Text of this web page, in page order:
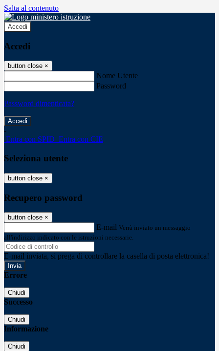
Salta al contenuto
Accedi
Accedi
button close ×
Nome Utente
Password
Password dimenticata?
-
Entra con SPID Entra con CIE
Seleziona utente
button close ×
Recupero password
button close ×
E-mail Verrà inviato un messaggio
all'indirizzo indicato con le istruzioni necessarie.
E-mail inviata, si prega di controllare la casella di posta elettronica!
Errore
Chiudi
Successo
Chiudi
Informazione
Chiudi